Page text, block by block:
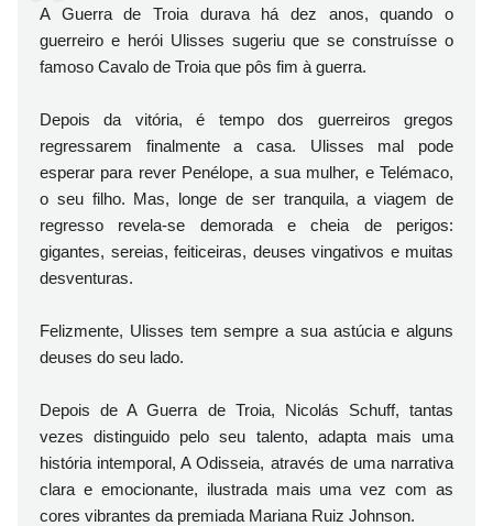
A Guerra de Troia durava há dez anos, quando o
guerreiro e herói Ulisses sugeriu que se construísse o
famoso Cavalo de Troia que pôs fim à guerra.
Depois da vitória, é tempo dos guerreiros gregos
regressarem finalmente a casa. Ulisses mal pode
esperar para rever Penélope, a sua mulher, e Telémaco,
o seu filho. Mas, longe de ser tranquila, a viagem de
regresso revela-se demorada e cheia de perigos:
gigantes, sereias, feiticeiras, deuses vingativos e muitas
desventuras.
Felizmente, Ulisses tem sempre a sua astúcia e alguns
deuses do seu lado.
Depois de A Guerra de Troia, Nicolás Schuff, tantas
vezes distinguido pelo seu talento, adapta mais uma
história intemporal, A Odisseia, através de uma narrativa
clara e emocionante, ilustrada mais uma vez com as
cores vibrantes da premiada Mariana Ruiz Johnson.